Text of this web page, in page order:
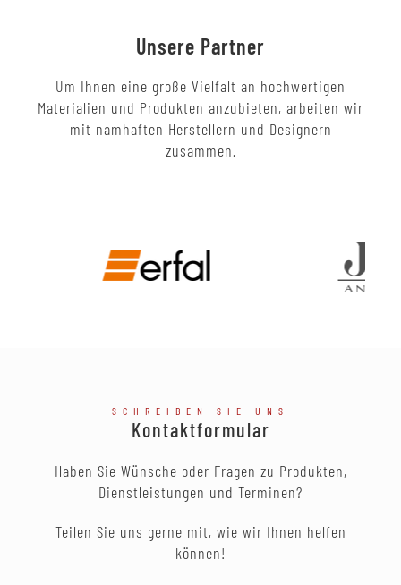
Unsere Partner
Um Ihnen eine große Vielfalt an hochwertigen
Materialien und Produkten anzubieten, arbeiten wir
mit namhaften Herstellern und Designern
zusammen.
SCHREIBEN SIE UNS
Kontaktformular
Haben Sie Wünsche oder Fragen zu Produkten,
Dienstleistungen und Terminen?
Teilen Sie uns gerne mit, wie wir Ihnen helfen
können!